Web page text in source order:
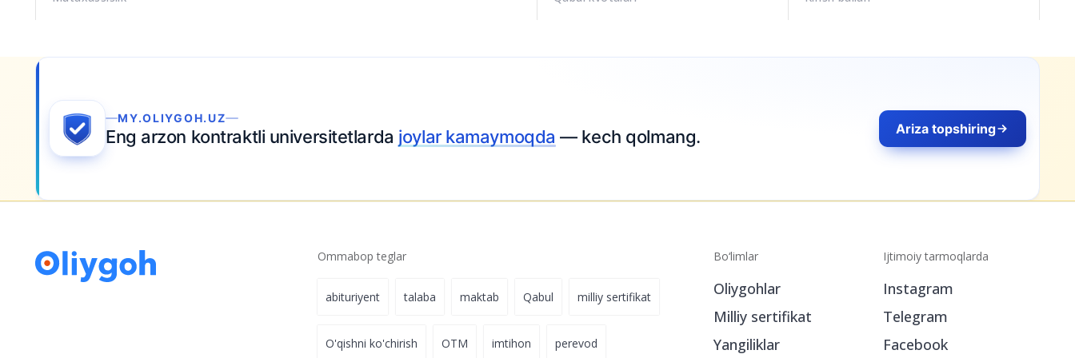
MY.OLIYGOH.UZ
Eng arzon kontraktli universitetlarda joylar kamaymoqda — kech qolmang. Ariza topshiring
Ommabop teglar
abituriyent talaba maktab Qabul milliy sertifikat
O'qishni ko'chirish OTM imtihon perevod
Bo‘limlar
Oliygohlar
Milliy sertifikat
Yangiliklar
Ijtimoiy tarmoqlarda
Instagram
Telegram
Facebook